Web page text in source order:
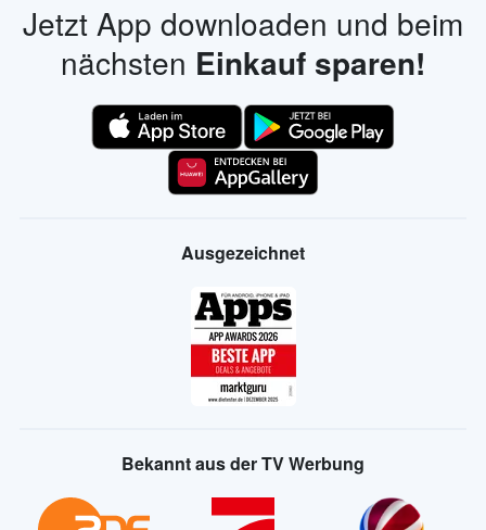
Jetzt App downloaden und beim
nächsten Einkauf sparen!
Ausgezeichnet
Bekannt aus der TV Werbung